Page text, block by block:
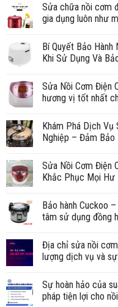
Sửa chữa nồi cơm
gia dụng luôn như
Bí Quyết Bảo
Khi Sử Dụng Và
Sửa Nồi Cơm Điện
hương vị tốt nhất
Khám Phá Dịch Vụ
Nghiệp – Đảm Bảo
Sửa Nồi Cơm Điện
Khắc Phục Mọi Hư
Bảo hành Cuckoo
tâm sử dụng đồng
Địa chỉ sửa nồi
lượng dịch vụ và
Sự hoàn hảo của
pháp tiện lợi cho